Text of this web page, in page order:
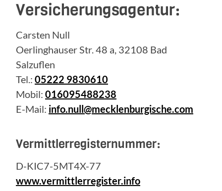
Versicherungsagentur:
Carsten Null
Oerlinghauser Str. 48 a, 32108 Bad
Salzuflen
Tel.: 05222 9830610
Mobil: 016095488238
E-Mail: info.null@mecklenburgische.com
Vermittlerregisternummer:
D-KIC7-5MT4X-77
www.vermittlerregister.info